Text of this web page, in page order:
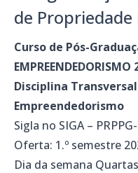
de
Curso de Pós-
EMPREENDEDORISMO
Disciplina
Empreendedorismo
Sigla no SIGA –
Oferta: 1.º semestre
Dia da semana